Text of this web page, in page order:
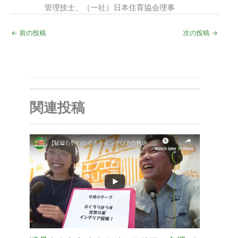
管理技士、（一社）日本住育協会理事
← 前の投稿 次の投稿 →
関連投稿